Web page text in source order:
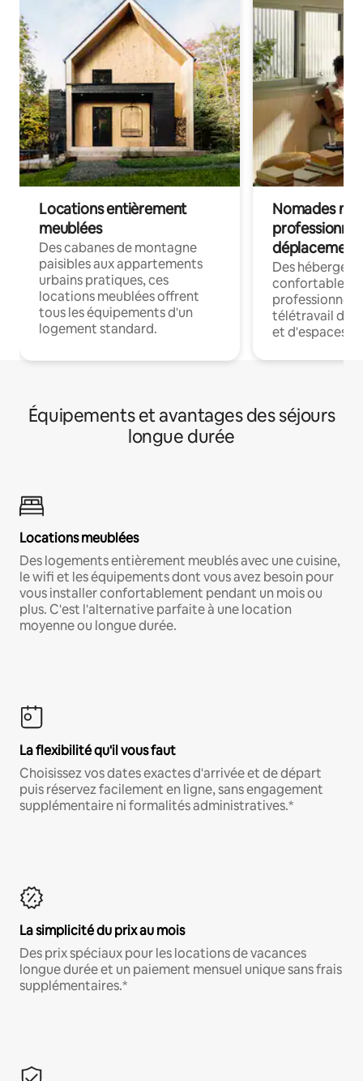
Locations entièrement
meublées
Des cabanes de montagne
paisibles aux appartements
urbains pratiques, ces
locations meublées offrent
tous les équipements d'un
logement standard.
Nomades
déplacement
Des
confortables
professionnels
télétravail
et d'espaces
Équipements et avantages des séjours
longue durée
Locations meublées
Des logements entièrement meublés avec une cuisine,
le wifi et les équipements dont vous avez besoin pour
vous installer confortablement pendant un mois ou
plus. C'est l'alternative parfaite à une location
moyenne ou longue durée.
La flexibilité qu'il vous faut
Choisissez vos dates exactes d'arrivée et de départ
puis réservez facilement en ligne, sans engagement
supplémentaire ni formalités administratives.*
La simplicité du prix au mois
Des prix spéciaux pour les locations de vacances
longue durée et un paiement mensuel unique sans frais
supplémentaires.*